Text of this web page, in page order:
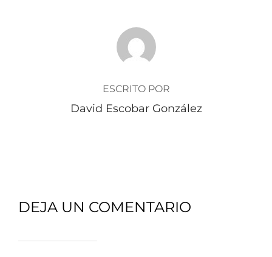
AUTOR DE LA PUBLICACIÓN
ESCRITO POR
David Escobar González
DEJA UN COMENTARIO